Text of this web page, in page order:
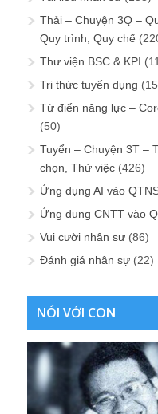
Thải – Chuyện 3Q –
Quy trình, Quy chế
Thư viện BSC & KPI
Tri thức tuyển dụng
Từ điển năng lực –
(50)
Tuyển – Chuyện 3T –
chọn, Thử việc (426)
Ứng dụng AI vào
Ứng dụng CNTT vào
Vui cười nhân sự (86)
Đánh giá nhân sự (22)
NÓI VỚI CON